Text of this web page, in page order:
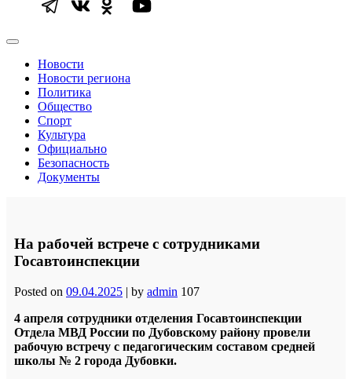
Новости
Новости региона
Политика
Общество
Спорт
Культура
Официально
Безопасность
Документы
На рабочей встрече с сотрудниками
Госавтоинспекции
Posted on 09.04.2025 | by admin 107
4 апреля сотрудники отделения Госавтоинспекции
Отдела МВД России по Дубовскому району провели
рабочую встречу с педагогическим составом средней
школы № 2 города Дубовки.